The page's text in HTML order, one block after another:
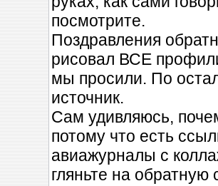
посмотрите.
Поздравления
рисовал ВСЕ
мы просили. По
источник.
Сам удивляюсь,
потому что есть
авиажурналы с
гляньте на